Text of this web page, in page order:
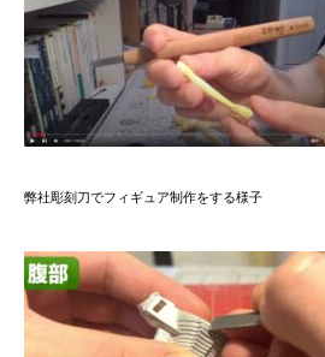
弊社彫刻刀でフィギュア制作をする様子